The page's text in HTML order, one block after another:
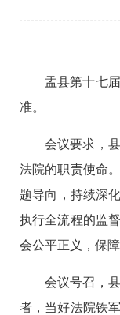
盂县第十七
准。
会议要求，
法院的职责使命
题导向，持续深
执行全流程的监
会公平正义，保
会议号召，
者，当好法院铁